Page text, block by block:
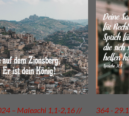
– Maleachi 1,1-2,16 //
364 -